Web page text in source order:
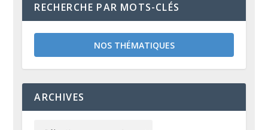
RECHERCHE PAR MOTS-CLÉS
NOS THÉMATIQUES
ARCHIVES